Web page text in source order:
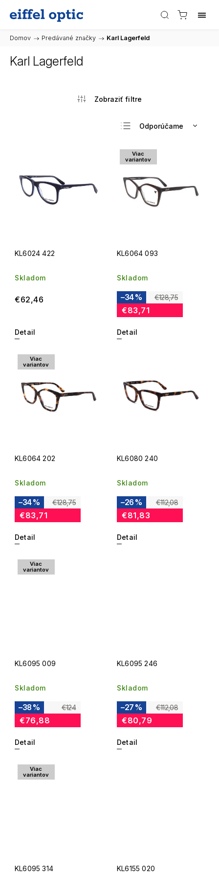
Domov / Predávané značky / Karl Lagerfeld
Karl Lagerfeld
Odporúčame
Najdrahšie
Abecedne
KL6024 422
Skladom
€62,46
Detail
Viac
variantov
KL6064 093
Skladom
€128,75
–34 %
€83,71
Detail
Viac
variantov
KL6064 202
Skladom
€128,75
–34 %
€83,71
Detail
KL6080 240
Skladom
€112,08
–26 %
€81,83
Detail
Viac
variantov
KL6095 009
Skladom
€124
–38 %
€76,88
Detail
KL6095 246
Skladom
€112,08
–27 %
€80,79
Detail
Viac
variantov
KL6095 314 KL6155 020